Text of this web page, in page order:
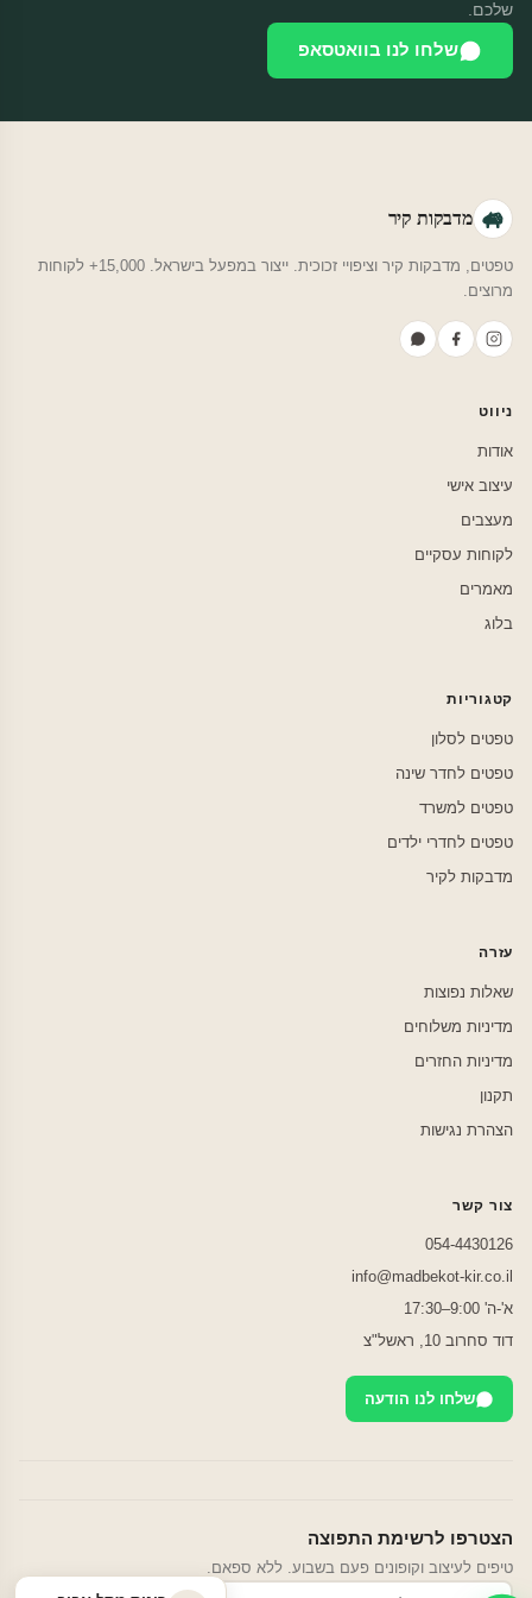
שלכם.
שלחו לנו בוואטסאפ
מדבקות קיר
טפטים, מדבקות קיר וציפויי זכוכית. ייצור במפעל בישראל. 15,000+ לקוחות
מרוצים.
ניווט
אודות
עיצוב אישי
מעצבים
לקוחות עסקיים
מאמרים
בלוג
קטגוריות
טפטים לסלון
טפטים לחדר שינה
טפטים למשרד
טפטים לחדרי ילדים
מדבקות לקיר
עזרה
שאלות נפוצות
מדיניות משלוחים
מדיניות החזרים
תקנון
הצהרת נגישות
צור קשר
054-4430126
info@madbekot-kir.co.il
א'-ה' 9:00–17:30
דוד סחרוב 10, ראשל"צ
שלחו לנו הודעה
הצטרפו לרשימת התפוצה
טיפים לעיצוב וקופונים פעם בשבוע. ללא ספאם.